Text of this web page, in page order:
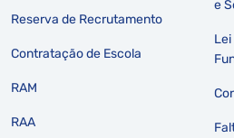
Reserva de Recrutamento
Contratação de Escola
RAM
RAA
e